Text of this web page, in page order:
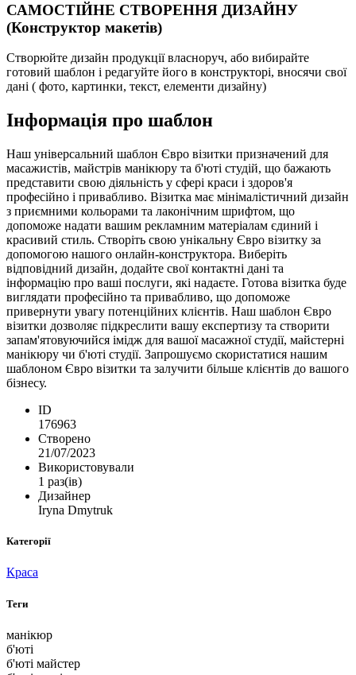
САМОСТІЙНЕ СТВОРЕННЯ ДИЗАЙНУ
(Конструктор макетів)
Створюйте дизайн продукції власноруч, або вибирайте
готовий шаблон і редагуйте його в конструкторі, вносячи свої
дані ( фото, картинки, текст, елементи дизайну)
Інформація про шаблон
Наш універсальний шаблон Євро візитки призначений для
масажистів, майстрів манікюру та б'юті студій, що бажають
представити свою діяльність у сфері краси і здоров'я
професійно і привабливо. Візитка має мінімалістичний дизайн
з приємними кольорами та лаконічним шрифтом, що
допоможе надати вашим рекламним матеріалам єдиний і
красивий стиль. Створіть свою унікальну Євро візитку за
допомогою нашого онлайн-конструктора. Виберіть
відповідний дизайн, додайте свої контактні дані та
інформацію про ваші послуги, які надаєте. Готова візитка буде
виглядати професійно та привабливо, що допоможе
привернути увагу потенційних клієнтів. Наш шаблон Євро
візитки дозволяє підкреслити вашу експертизу та створити
запам'ятовуючийся імідж для вашої масажної студії, майстерні
манікюру чи б'юті студії. Запрошуємо скористатися нашим
шаблоном Євро візитки та залучити більше клієнтів до вашого
бізнесу.
ID
176963
Створено
21/07/2023
Використовували
1 раз(ів)
Дизайнер
Iryna Dmytruk
Категорії
Краса
Теги
манікюр
б'юті
б'юті майстер